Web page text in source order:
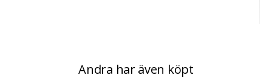
Andra har även köpt